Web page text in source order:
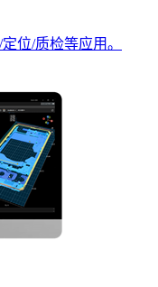
位/质检等应用。